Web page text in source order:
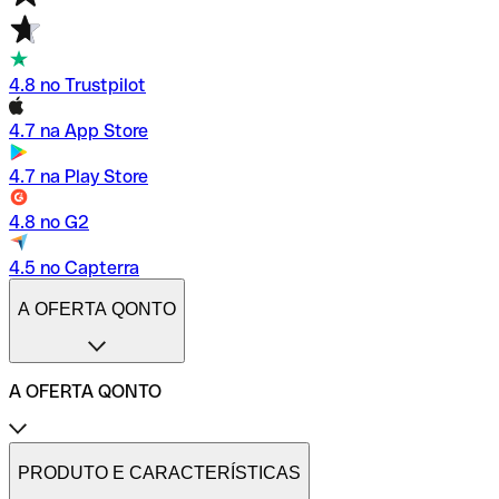
4.8 no Trustpilot
4.7 na App Store
4.7 na Play Store
4.8 no G2
4.5 no Capterra
A OFERTA QONTO
A OFERTA QONTO
Tarifas
Conta profissional online
PRODUTO E CARACTERÍSTICAS